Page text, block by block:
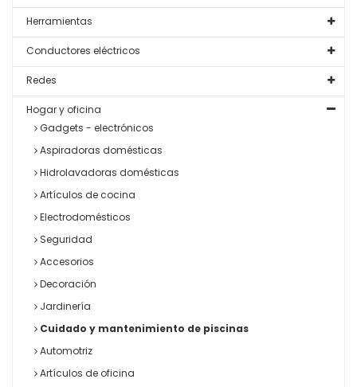
Herramientas
Conductores eléctricos
Redes
Hogar y oficina
Gadgets - electrónicos
Aspiradoras domésticas
Hidrolavadoras domésticas
Artículos de cocina
Electrodomésticos
Seguridad
Accesorios
Decoración
Jardinería
Cuidado y mantenimiento de piscinas
Automotriz
Artículos de oficina